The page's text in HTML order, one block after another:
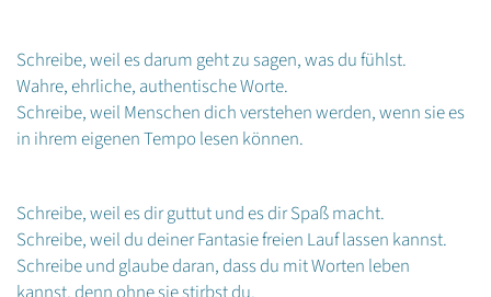
Schreibe, weil es darum geht zu sagen, was du fühlst.
Wahre, ehrliche, authentische Worte.
Schreibe, weil Menschen dich verstehen werden, wenn sie es
in ihrem eigenen Tempo lesen können.
Schreibe, weil es dir guttut und es dir Spaß macht.
Schreibe, weil du deiner Fantasie freien Lauf lassen kannst.
Schreibe und glaube daran, dass du mit Worten leben